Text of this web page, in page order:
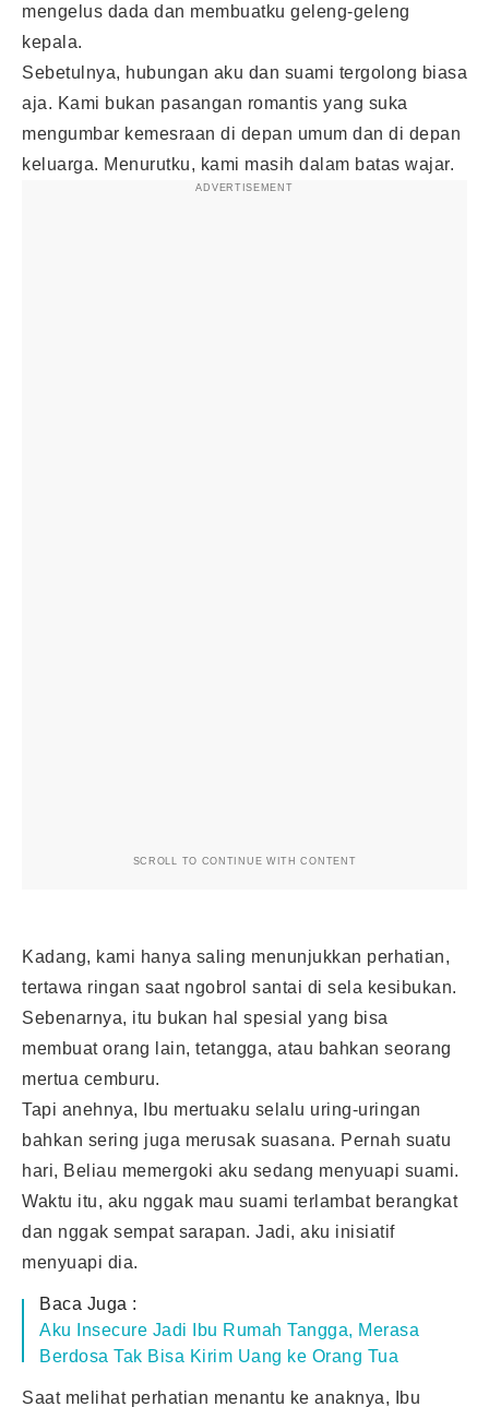
mengelus dada dan membuatku geleng-geleng
kepala.
Sebetulnya, hubungan aku dan suami tergolong biasa
aja. Kami bukan pasangan romantis yang suka
mengumbar kemesraan di depan umum dan di depan
keluarga. Menurutku, kami masih dalam batas wajar.
ADVERTISEMENT
SCROLL TO CONTINUE WITH CONTENT
Kadang, kami hanya saling menunjukkan perhatian,
tertawa ringan saat ngobrol santai di sela kesibukan.
Sebenarnya, itu bukan hal spesial yang bisa
membuat orang lain, tetangga, atau bahkan seorang
mertua cemburu.
Tapi anehnya, Ibu mertuaku selalu uring-uringan
bahkan sering juga merusak suasana. Pernah suatu
hari, Beliau memergoki aku sedang menyuapi suami.
Waktu itu, aku nggak mau suami terlambat berangkat
dan nggak sempat sarapan. Jadi, aku inisiatif
menyuapi dia.
Baca Juga :
Aku Insecure Jadi Ibu Rumah Tangga, Merasa
Berdosa Tak Bisa Kirim Uang ke Orang Tua
Saat melihat perhatian menantu ke anaknya, Ibu